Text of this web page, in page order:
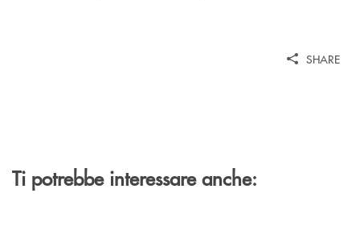
SHARE
Ti potrebbe interessare anche: